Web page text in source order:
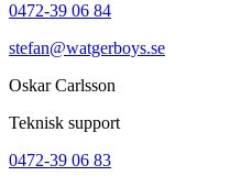
0472-39 06 84
stefan@watgerboys.se
Oskar Carlsson
Teknisk support
0472-39 06 83